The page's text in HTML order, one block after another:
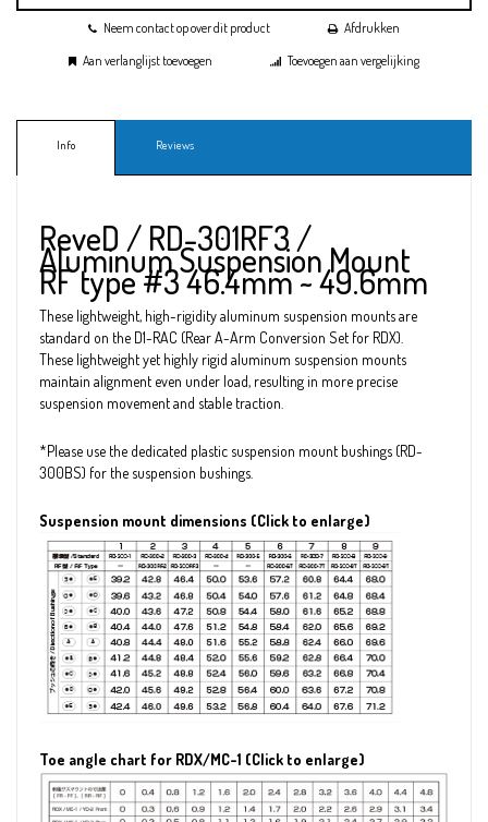
Neem contact op over dit product
Afdrukken
Aan verlanglijst toevoegen
Toevoegen aan vergelijking
Info Reviews
ReveD / RD-301RF3 /
Aluminum Suspension Mount
RF type #3 46.4mm ~ 49.6mm
These lightweight, high-rigidity aluminum suspension mounts are
standard on the D1-RAC (Rear A-Arm Conversion Set for RDX).
These lightweight yet highly rigid aluminum suspension mounts
maintain alignment even under load, resulting in more precise
suspension movement and stable traction.
*Please use the dedicated plastic suspension mount bushings (RD-
300BS) for the suspension bushings.
Suspension mount dimensions (Click to enlarge)
Toe angle chart for RDX/MC-1 (Click to enlarge)